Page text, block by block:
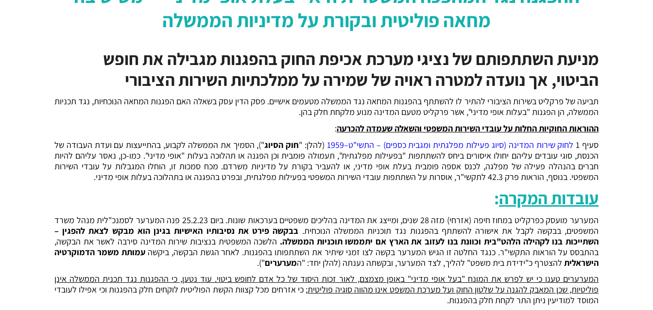
מחאה פוליטית ובקורת על מדיניות הממשלה
מניעת השתתפותם של נציגי מערכת אכיפת החוק בהפגנות מגבילה את חופש
הביטוי, אך נועדה למטרה ראויה של שמירה על ממלכתיות השירות הציבורי
תביעה של פרקליט בשירות הציבורי להתיר לו להשתתף בהפגנות המחאה נגד הממשלה מטעמים אישיים. פסק הדין עסק בשאלה האם הפגנות המחאה הנוכחיות, נגד תכניות
הממשלה, הן הפגנות "בעלות אופי מדיני", אשר פרקליט מטעם המדינה מנוע מלקחת חלק בהן.
ההוראות החוקיות החלות על עובדי השירות המשפטי והשאלה שעמדה להכרעה:
סעיף 1 לחוק שירות המדינה (סיוג פעילות מפלגתית ומגבית כספים) – התשי"ט–1959 (להלן: "חוק הסיוג"), הסמיך את הממשלה לקבוע, בהתייעצות עם ועדת העבודה של
הכנסת, סוגי עובדים עליהם יחולו איסורים ביחס להשתתפות "בפעילות מפלגתית", תעמולה פומבית וכן הפגנה או תהלוכה בעלות "אופי מדיני". כמו-כן, נאסר עליהם להיות
חברים בהנהלה פעילה של מפלגה, לכנס אספה פומבית בעלת אופי מדיני, או להעביר בקורת על מדיניות משרדם. מכח סמכות זו, הוחלו המגבלות על עובדי השירות
המשפטי. בנוסף, הוראות פרק 42.3 לתקשי"ר, אוסרות על השתתפות עובדי השירות המשפטי בפעילות מפלגתית, ובפרט בהפגנה או בתהלוכה בעלות אופי מדיני.
עובדות המקרה:
המערער מועסק כפרקליט במחוז חיפה (אזרחי) מזה 28 שנים, ומייצג את המדינה בהליכים משפטיים בערכאות שונות. ביום 25.2.23 פנה המערער לסמנכ"לית מנהל משרד
המשפטים, בבקשה לקבל את אישורה להשתתף בהפגנות נגד תוכניות הממשלה הנוכחית. בבקשה פירט את נסיבותיו האישיות בגינן הוא מבקש לצאת להפגין –
השתייכות בנו לקהילה הלהט"בית וכוונת בנו לעזוב את הארץ אם יתממשו תוכניות הממשלה. הלשכה המשפטית בנציבות שירות המדינה סירבה לאשר את הבקשה,
בהתבסס על הוראות התקשי"ר. כנגד החלטה זו הגיש המערער בקשה לצו זמני שיתיר את השתתפותו בהפגנות. לאחר הגשת הבקשה, ביקשהעמותת משמר הדמוקרטיה
הישראלית להצטרף כ"ידידת בית משפט" להליך, לצד המערער, ובקשתה נענתה (להלן יחד: "המערערים").
המערערים טענו כי יש לפרש את המונח "בעל אופי מדיני" באופן מצמצם, לאור זכות היסוד של כל אדם לחופש ביטוי. עוד נטען, כי ההפגנות נגד תכנית הממשלה אינן
פוליטיות, שכן המאבק להגנה על שלטון החוק ועל מערכת המשפט אינו מהווה סוגיה פוליטית; כי אזרחים מכל קצוות הקשת הפוליטית לוקחים חלק בהפגנות וכי אפילו לעובדי
המוסד למודיעין ניתן התר לקחת חלק בהפגנות.